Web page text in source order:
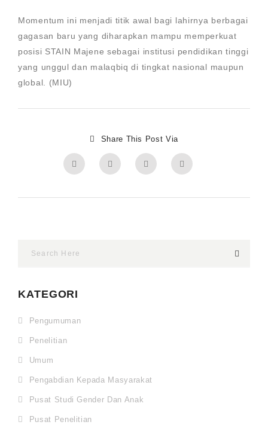
Momentum ini menjadi titik awal bagi lahirnya berbagai
gagasan baru yang diharapkan mampu memperkuat
posisi STAIN Majene sebagai institusi pendidikan tinggi
yang unggul dan malaqbiq di tingkat nasional maupun
global. (MIU)
Share This Post Via
KATEGORI
Pengumuman
Penelitian
Umum
Pengabdian Kepada Masyarakat
Pusat Studi Gender Dan Anak
Pusat Penelitian